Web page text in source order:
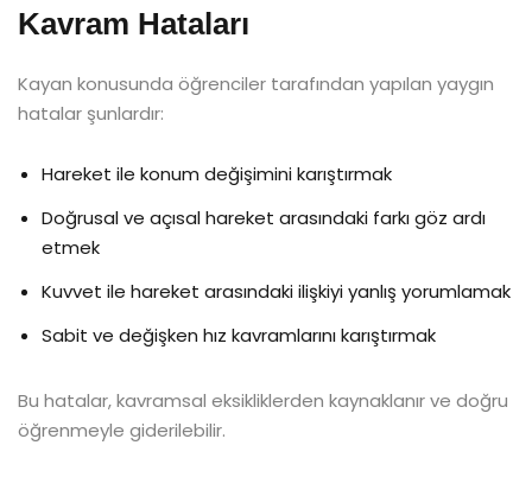
Kavram Hataları
Kayan konusunda öğrenciler tarafından yapılan yaygın
hatalar şunlardır:
Hareket ile konum değişimini karıştırmak
Doğrusal ve açısal hareket arasındaki farkı göz ardı
etmek
Kuvvet ile hareket arasındaki ilişkiyi yanlış yorumlamak
Sabit ve değişken hız kavramlarını karıştırmak
Bu hatalar, kavramsal eksikliklerden kaynaklanır ve doğru
öğrenmeyle giderilebilir.